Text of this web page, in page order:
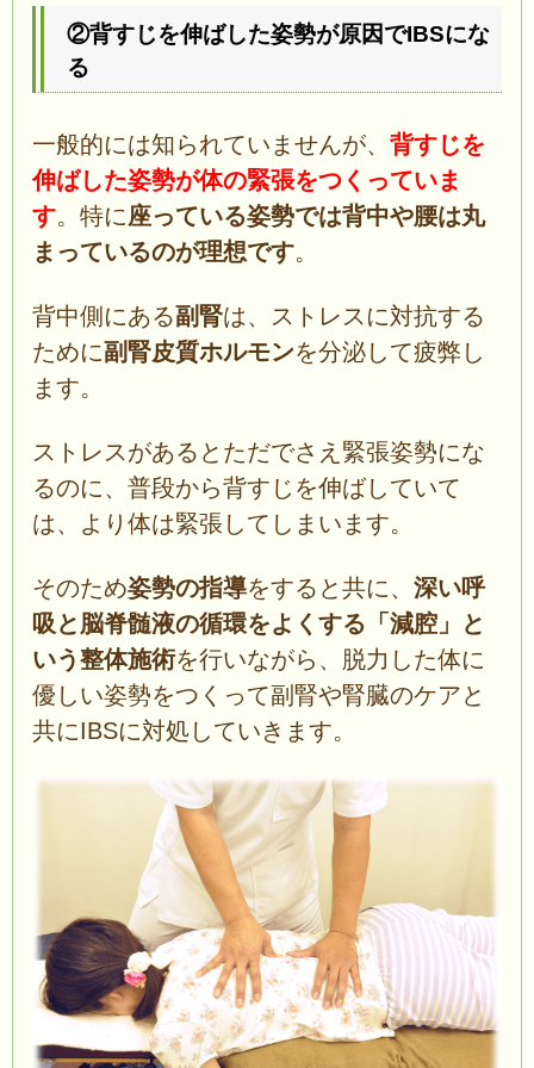
②背すじを伸ばした姿勢が原因でIBSにな
る
一般的には知られていませんが、 背すじを
伸ばした姿勢が体の緊張をつくっていま
す。特に座っている姿勢では背中や腰は丸
まっているのが理想です。
背中側にある副腎は、ストレスに対抗する
ために副腎皮質ホルモンを分泌して疲弊し
ます。
ストレスがあるとただでさえ緊張姿勢にな
るのに、普段から背すじを伸ばしていて
は、より体は緊張してしまいます。
そのため姿勢の指導をすると共に、 深い呼
吸と脳脊髄液の循環をよくする「減腔」と
いう整体施術を行いながら、脱力した体に
優しい姿勢をつくって副腎や腎臓のケアと
共にIBSに対処していきます。